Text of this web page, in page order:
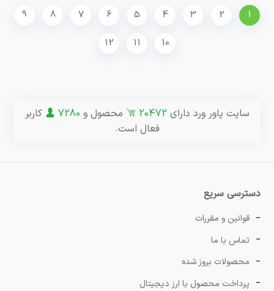
1
2
3
4
5
6
7
8
9
10
11
12
سایت پاور ورد دارای 20472 محصول و 7280
کاربر
فعال است.
دسترسی سریع
قوانین و مقررات
تماس با ما
محصولات بروز شده
پرداخت محصول با ارز دیجیتال